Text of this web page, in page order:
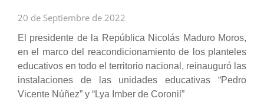
20 de Septiembre de 2022
El presidente de la República Nicolás Maduro Moros,
en el marco del reacondicionamiento de los planteles
educativos en todo el territorio nacional, reinauguró las
instalaciones de las unidades educativas “Pedro
Vicente Núñez” y “Lya Imber de Coronil”